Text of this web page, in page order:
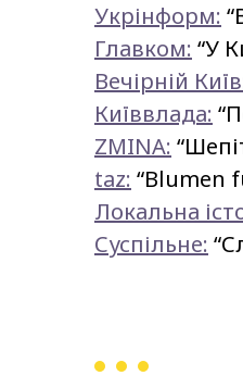
Укрінформ:
Главком: “У
Вечірній
Київвлада:
ZMINA:
taz: “Blumen
Локальна
Суспільне: